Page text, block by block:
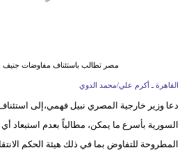
مصر تطالب باستئناف مفاوضات جنيف 2 بأسرع ما يمكن
القاهرة ـ أكرم علي/محمد الدوي
دعا وزير خارجية المصري نبيل فهمي،إلى
السورية بأسرع ما يمكن، مطالباً بعدم استبعاد
المطروحة للتفاوض بما في ذلك هيئة الحكم